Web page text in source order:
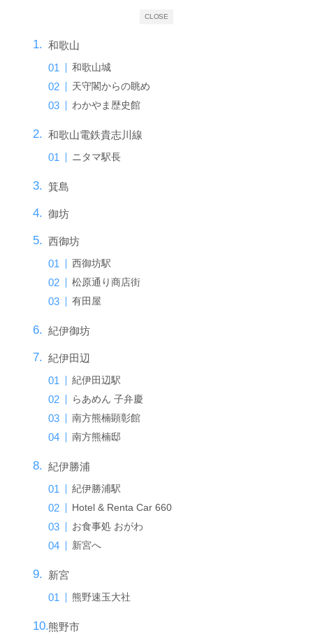
CLOSE
和歌山
和歌山城
天守閣からの眺め
わかやま歴史館
和歌山電鉄貴志川線
ニタマ駅長
箕島
御坊
西御坊
西御坊駅
松原通り商店街
有田屋
紀伊御坊
紀伊田辺
紀伊田辺駅
らあめん 子弁慶
南方熊楠顕彰館
南方熊楠邸
紀伊勝浦
紀伊勝浦駅
Hotel & Renta Car 660
お食事処 おがわ
新宮へ
新宮
熊野速玉大社
熊野市